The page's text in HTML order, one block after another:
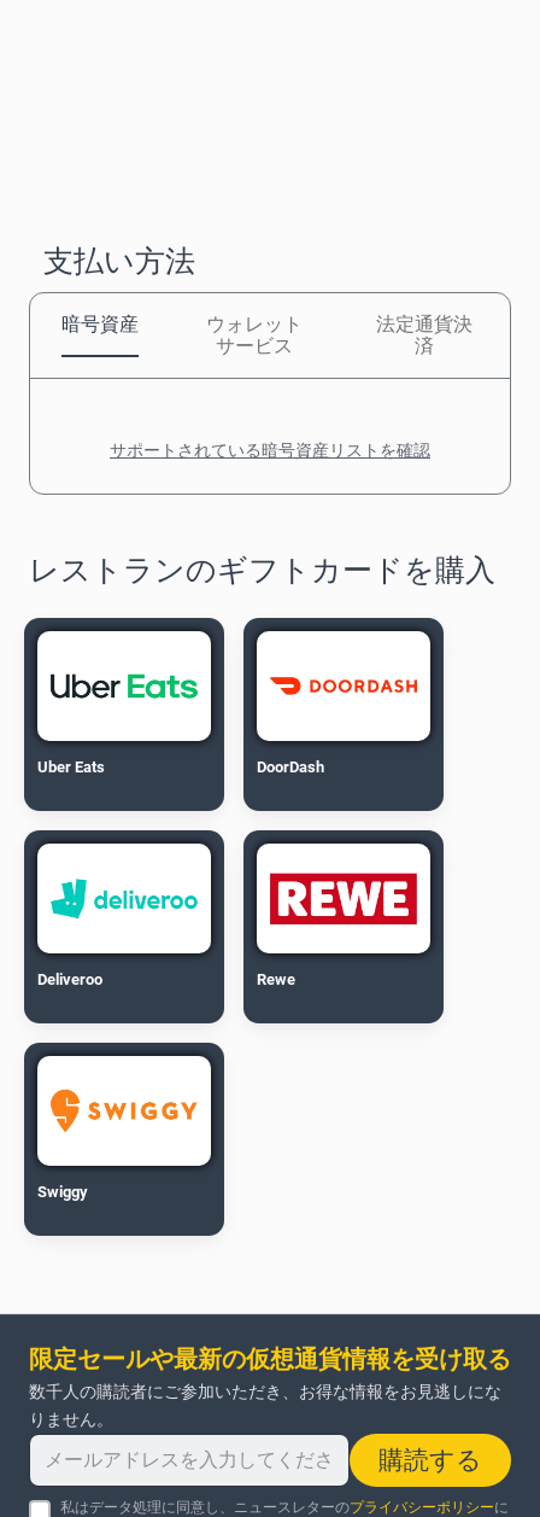
支払い方法
暗号資産
ウォレット
サービス
法定通貨決
済
サポートされている暗号資産リストを確認
レストランのギフトカードを購入
Uber Eats DoorDash
Deliveroo Rewe
Swiggy
限定セールや最新の仮想通貨情報を受け取る
数千人の購読者にご参加いただき、お得な情報をお見逃しにな
りません。
購読する
私はデータ処理に同意し、ニュースレターのプライバシーポリシーに